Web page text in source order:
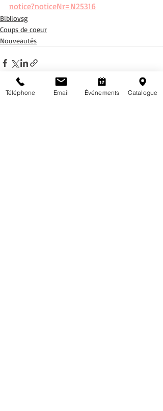
notice?noticeNr=N25316
Bibliovsg
Coups de coeur
Nouveautés
Téléphone Email Événements Catalogue